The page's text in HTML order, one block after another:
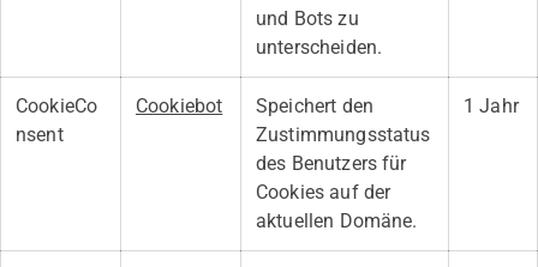
und Bots zu
unterscheiden.
CookieCo
nsent
Cookiebot
Speichert den
Zustimmungsstatus
des Benutzers für
Cookies auf der
aktuellen Domäne.
1 Jahr